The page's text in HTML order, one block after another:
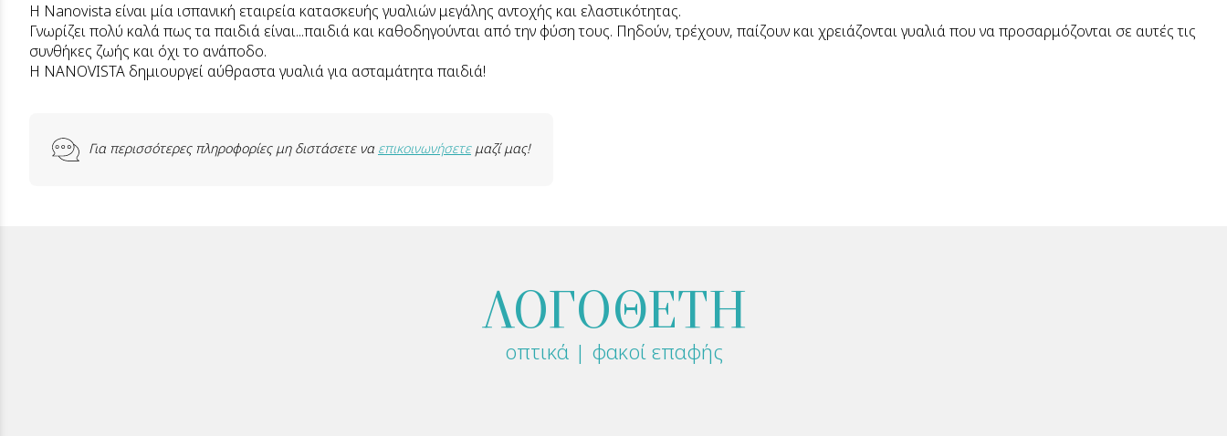
Η Nanovista είναι μία ισπανική εταιρεία κατασκευής γυαλιών μεγάλης αντοχής και ελαστικότητας.
Γνωρίζει πολύ καλά πως τα παιδιά είναι...παιδιά και καθοδηγούνται από την φύση τους. Πηδούν, τρέχουν, παίζουν και χρειάζονται γυαλιά που να προσαρμόζονται σε αυτές τις
συνθήκες ζωής και όχι το ανάποδο.
Η NANOVISTA δημιουργεί αύθραστα γυαλιά για ασταμάτητα παιδιά!
Για περισσότερες πληροφορίες μη διστάσετε να επικοινωνήσετεμαζί μας!
ΛΟΓΟΘΕΤΗ
οπτικά | φακοί επαφής